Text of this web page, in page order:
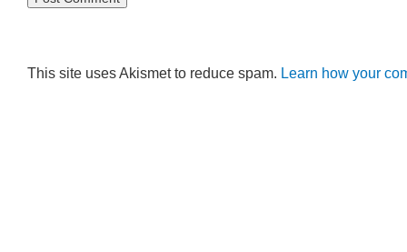
This site uses Akismet to reduce spam. Learn how your